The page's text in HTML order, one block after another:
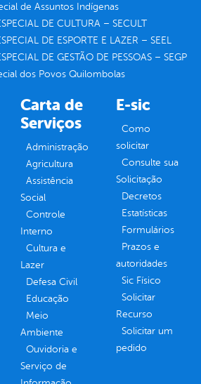
de Assuntos Indígenas
DE CULTURA – SECULT
DE ESPORTE E LAZER – SEEL
DE GESTÃO DE PESSOAS – SEGP
dos Povos Quilombolas
Carta de
Serviços
Administração
Agricultura
Assistência
Social
Controle
Interno
Cultura e
Lazer
Defesa Civil
Educação
Meio
Ambiente
Ouvidoria e
Serviço de
E-sic
Como
solicitar
Consulte sua
Solicitação
Decretos
Estatísticas
Formulários
Prazos e
autoridades
Sic Físico
Solicitar
Recurso
Solicitar um
pedido